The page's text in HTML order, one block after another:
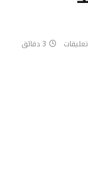
3 دقائق